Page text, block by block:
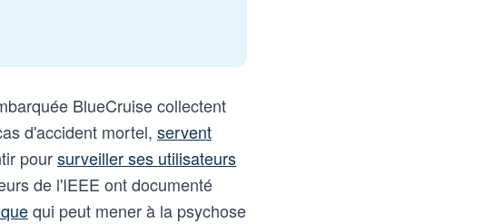
BlueCruise collectent
d'accident mortel, servent
poursurveiller ses utilisateurs
de l'IEEE ont documenté
qui peut mener à la psychose